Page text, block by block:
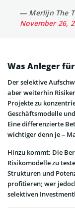
— Merlijn The
November 26,
Was Anleger
Der selektive
aber weiterhin
Projekte zu
Geschäftsmodelle
Eine differenzierte
wichtiger denn je –
Hinzu kommt: Die
Risikomodelle zu
Strukturen und
profitieren; wer
selektiven